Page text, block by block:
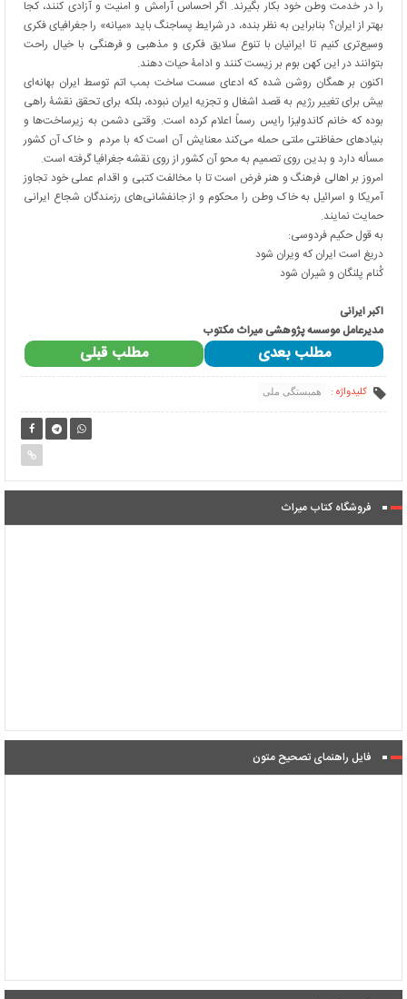
را در خدمت وطن خود بکار بگیرند. اگر احساس آرامش و امنیت و آزادی کنند، کجا
بهتر از ایران؟ بنابراین به نظر بنده، در شرایط پساجنگ باید «میانه» را جغرافیای فکری
وسیع‌تری کنیم تا ایرانیان با تنوع سلایق فکری و مذهبی و فرهنگی با خیال راحت
بتوانند در این کهن بوم بر زیست کنند و ادامۀ حیات دهند.
اکنون بر همگان روشن شده که ادعای سست ساخت بمب اتم توسط ایران بهانه‌ای
بیش برای تغییر رژیم به قصد اشغال و تجزیه ایران نبوده، بلکه برای تحقق نقشۀ راهی
بوده که خانم کاندولیزا رایس رسماً اعلام کرده است. وقتی دشمن به زیرساخت‌ها و
بنیادهای حفاظتی ملتی‌ حمله می‌کند معنایش آن است که با مردم و خاک آن کشور
مسأله دارد و بدین روی تصمیم به محو آن کشور از روی نقشه جغرافیا گرفته است.
امروز بر اهالی فرهنگ و هنر فرض است تا با مخالفت کتبی و اقدام عملی خود تجاوز
آمریکا و اسرائیل به خاک وطن را محکوم و از جانفشانی‌های رزمندگان شجاع ایرانی
حمایت نمایند.
به قول حکیم فردوسی:
دریغ است ایران که ویران شود
کُنام پلنگان و شیران شود
اکبر ایرانی
مدیرعامل موسسه پژوهشی میراث مکتوب
مطلب قبلی مطلب بعدی
کلیدواژه : همبستگی ملی
فروشگاه کتاب میراث
فایل راهنمای تصحیح متون